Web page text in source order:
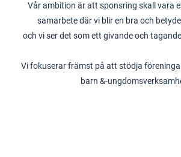
Vår ambition är att sponsring skall vara
samarbete där vi blir en bra och
och vi ser det som ett givande och
Vi fokuserar främst på att stödja
barn &-